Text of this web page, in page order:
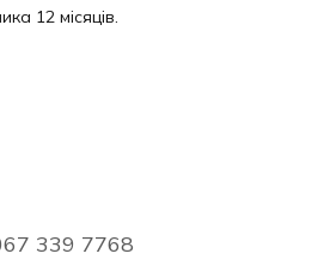
12 місяців.
339 7768